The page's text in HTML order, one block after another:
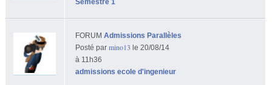
Semestre 1
FORUM Admissions Parallèles
Posté par mino13 le 20/08/14
à 11h36
admissions ecole d'ingenieur